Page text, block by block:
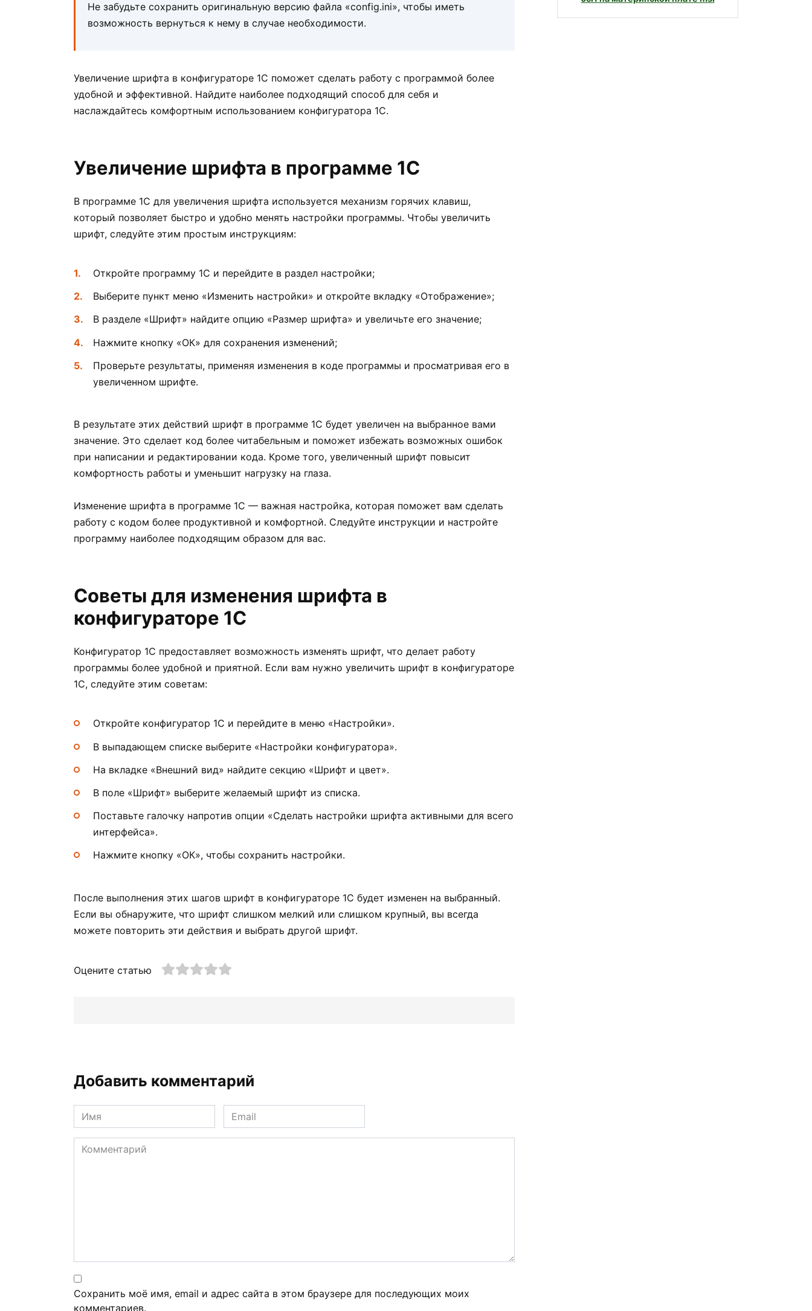
Не забудьте сохранить оригинальную версию файла «config.ini», чтобы иметь
возможность вернуться к нему в случае необходимости.
Увеличение шрифта в конфигураторе 1С поможет сделать работу с программой более
удобной и эффективной. Найдите наиболее подходящий способ для себя и
наслаждайтесь комфортным использованием конфигуратора 1С.
Увеличение шрифта в программе 1С
В программе 1С для увеличения шрифта используется механизм горячих клавиш,
который позволяет быстро и удобно менять настройки программы. Чтобы увеличить
шрифт, следуйте этим простым инструкциям:
Откройте программу 1С и перейдите в раздел настройки;
Выберите пункт меню «Изменить настройки» и откройте вкладку «Отображение»;
В разделе «Шрифт» найдите опцию «Размер шрифта» и увеличьте его значение;
Нажмите кнопку «ОК» для сохранения изменений;
Проверьте результаты, применяя изменения в коде программы и просматривая его в
увеличенном шрифте.
В результате этих действий шрифт в программе 1С будет увеличен на выбранное вами
значение. Это сделает код более читабельным и поможет избежать возможных ошибок
при написании и редактировании кода. Кроме того, увеличенный шрифт повысит
комфортность работы и уменьшит нагрузку на глаза.
Изменение шрифта в программе 1С — важная настройка, которая поможет вам сделать
работу с кодом более продуктивной и комфортной. Следуйте инструкции и настройте
программу наиболее подходящим образом для вас.
Советы для изменения шрифта в
конфигураторе 1С
Конфигуратор 1С предоставляет возможность изменять шрифт, что делает работу
программы более удобной и приятной. Если вам нужно увеличить шрифт в конфигураторе
1С, следуйте этим советам:
Откройте конфигуратор 1С и перейдите в меню «Настройки».
В выпадающем списке выберите «Настройки конфигуратора».
На вкладке «Внешний вид» найдите секцию «Шрифт и цвет».
В поле «Шрифт» выберите желаемый шрифт из списка.
Поставьте галочку напротив опции «Сделать настройки шрифта активными для всего
интерфейса».
Нажмите кнопку «ОК», чтобы сохранить настройки.
После выполнения этих шагов шрифт в конфигураторе 1С будет изменен на выбранный.
Если вы обнаружите, что шрифт слишком мелкий или слишком крупный, вы всегда
можете повторить эти действия и выбрать другой шрифт.
Оцените статью
Добавить комментарий
Имя
*
Email
*
Комментарий
Сохранить моё имя, email и адрес сайта в этом браузере для последующих моих
комментариев.